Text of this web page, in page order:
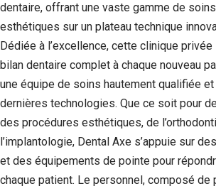
dentaire, offrant une vaste gamme de
esthétiques sur un plateau technique
Dédiée à l’excellence, cette clinique privée
bilan dentaire complet à chaque nouveau
une équipe de soins hautement qualifiée
dernières technologies. Que ce soit pour
des procédures esthétiques, de
l’implantologie, Dental Axe s’appuie sur
et des équipements de pointe pour
chaque patient. Le personnel, composé